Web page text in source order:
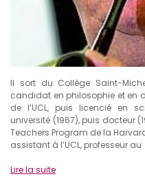
Il sort du Collège Saint-
candidat en philosophie et en
de l’UCL, puis licencié en
université (1967), puis docteur
Teachers Program de la
assistant à l’UCL, professeur au
Lire la suite